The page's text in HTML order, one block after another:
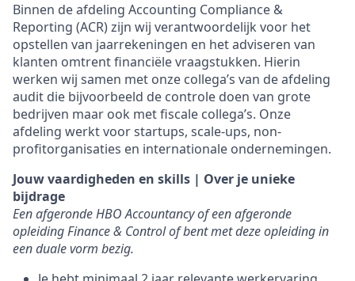
Binnen de afdeling Accounting Compliance &
Reporting (ACR) zijn wij verantwoordelijk voor het
opstellen van jaarrekeningen en het adviseren van
klanten omtrent financiële vraagstukken. Hierin
werken wij samen met onze collega’s van de afdeling
audit die bijvoorbeeld de controle doen van grote
bedrijven maar ook met fiscale collega’s. Onze
afdeling werkt voor startups, scale-ups, non-
profitorganisaties en internationale ondernemingen.
Jouw vaardigheden en skills | Over je unieke
bijdrage
Een afgeronde HBO Accountancy of een afgeronde
opleiding Finance & Control of bent met deze opleiding in
een duale vorm bezig.